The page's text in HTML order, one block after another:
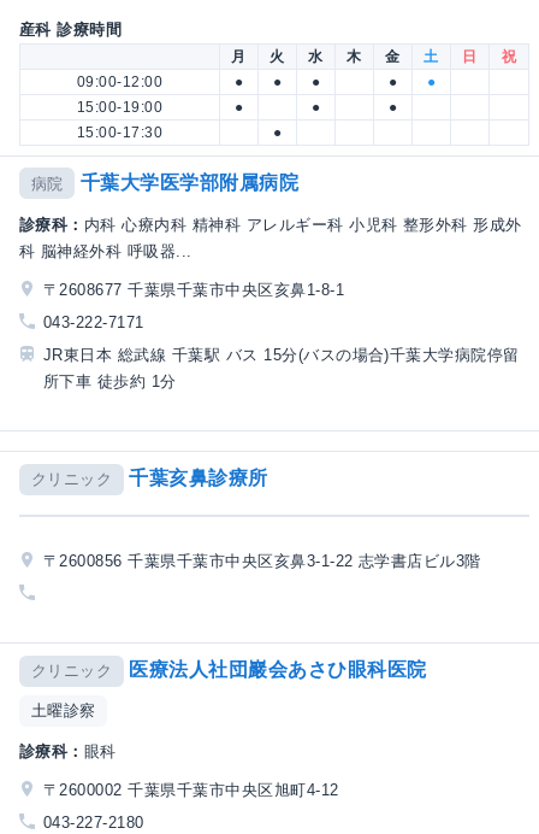
産科 診療時間
月 火 水 木 金 土 日
祝
09:00-12:00
● ● ● ●
●
15:00-19:00
● ●
●
15:00-17:30
●
病院 千葉大学医学部附属病院
診療科： 内科 心療内科 精神科 アレルギー科 小児科 整形外科 形成外
科 脳神経外科 呼吸器...
〒2608677 千葉県千葉市中央区亥鼻1-8-1
043-222-7171
JR東日本 総武線 千葉駅 バス 15分(バスの場合)千葉大学病院停留
所下車 徒歩約 1分
クリニック 千葉亥鼻診療所
〒2600856 千葉県千葉市中央区亥鼻3-1-22 志学書店ビル3階
クリニック 医療法人社団巖会あさひ眼科医院
土曜診察
診療科： 眼科
〒2600002 千葉県千葉市中央区旭町4-12
043-227-2180